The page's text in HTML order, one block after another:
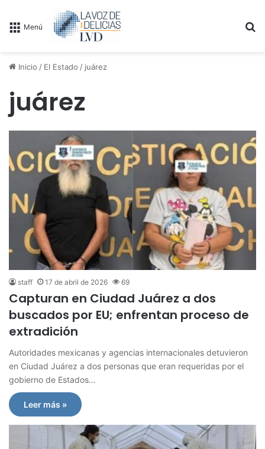
Menú
Inicio / El Estado / juárez
juárez
staff 17 de abril de 2026 69
Capturan en Ciudad Juárez a dos
buscados por EU; enfrentan proceso de
extradición
Autoridades mexicanas y agencias internacionales detuvieron
en Ciudad Juárez a dos personas que eran requeridas por el
gobierno de Estados…
Leer más »